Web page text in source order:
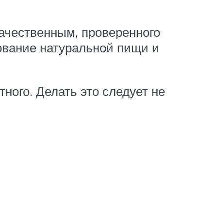
проверенного
натуральной пищи и
Делать это следует не